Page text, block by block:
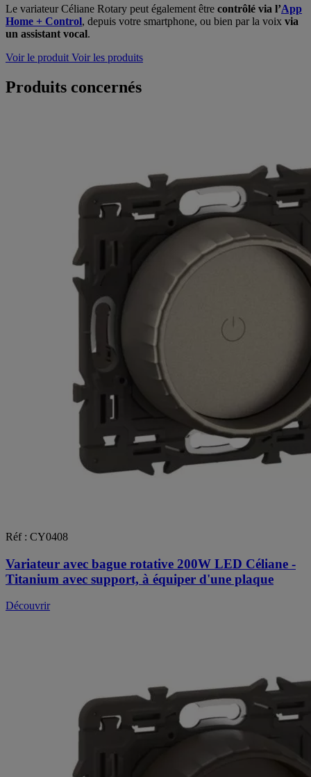
Le variateur Céliane Rotary peut également être contrôlé via l’App
Home + Control, depuis votre smartphone, ou bien par la voix via
un assistant vocal.
Voir le produit Voir les produits
Produits concernés
Réf : CY0408
Variateur avec bague rotative 200W LED Céliane -
Titanium avec support, à équiper d'une plaque
Découvrir